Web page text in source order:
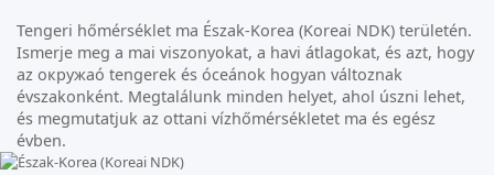
Tengeri hőmérséklet ma Észak-Korea (Koreai NDK) területén.
Ismerje meg a mai viszonyokat, a havi átlagokat, és azt, hogy
az окружаó tengerek és óceánok hogyan változnak
évszakonként. Megtalálunk minden helyet, ahol úszni lehet,
és megmutatjuk az ottani vízhőmérsékletet ma és egész
évben.